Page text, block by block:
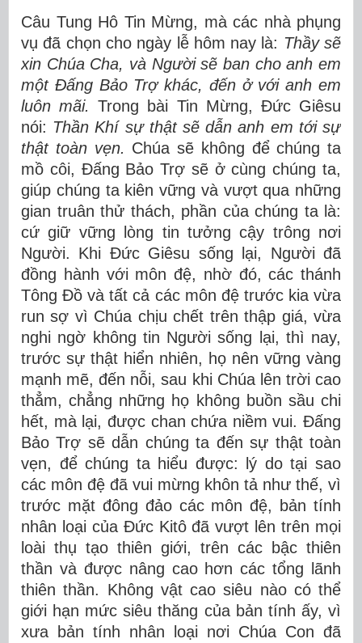
Câu Tung Hô Tin Mừng, mà các nhà phụng
vụ đã chọn cho ngày lễ hôm nay là: Thầy sẽ
xin Chúa Cha, và Người sẽ ban cho anh em
một Đấng Bảo Trợ khác, đến ở với anh em
luôn mãi.Trong bài Tin Mừng, Đức Giêsu
nói: Thần Khí sự thật sẽ dẫn anh em tới sự
thật toàn vẹn. Chúa sẽ không để chúng ta
mồ côi, Đấng Bảo Trợ sẽ ở cùng chúng ta,
giúp chúng ta kiên vững và vượt qua những
gian truân thử thách, phần của chúng ta là:
cứ giữ vững lòng tin tưởng cậy trông nơi
Người. Khi Đức Giêsu sống lại, Người đã
đồng hành với môn đệ, nhờ đó, các thánh
Tông Đồ và tất cả các môn đệ trước kia vừa
run sợ vì Chúa chịu chết trên thập giá, vừa
nghi ngờ không tin Người sống lại, thì nay,
trước sự thật hiển nhiên, họ nên vững vàng
mạnh mẽ, đến nỗi, sau khi Chúa lên trời cao
thẳm, chẳng những họ không buồn sầu chi
hết, mà lại, được chan chứa niềm vui. Đấng
Bảo Trợ sẽ dẫn chúng ta đến sự thật toàn
vẹn, để chúng ta hiểu được: lý do tại sao
các môn đệ đã vui mừng khôn tả như thế, vì
trước mặt đông đảo các môn đệ, bản tính
nhân loại của Đức Kitô đã vượt lên trên mọi
loài thụ tạo thiên giới, trên các bậc thiên
thần và được nâng cao hơn các tổng lãnh
thiên thần. Không vật cao siêu nào có thể
giới hạn mức siêu thăng của bản tính ấy, vì
xưa bản tính nhân loại nơi Chúa Con đã